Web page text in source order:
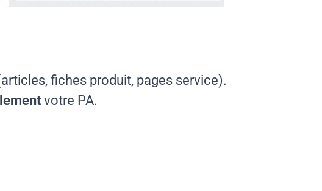
fiches produit, pages service).
votre PA.